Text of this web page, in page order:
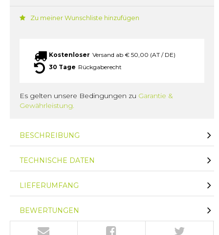
Zu meiner Wunschliste hinzufügen
Kostenloser Versand ab € 50,00 (AT / DE)
30 Tage Rückgaberecht
Es gelten unsere Bedingungen zu Garantie &
Gewährleistung.
BESCHREIBUNG
TECHNISCHE DATEN
LIEFERUMFANG
BEWERTUNGEN